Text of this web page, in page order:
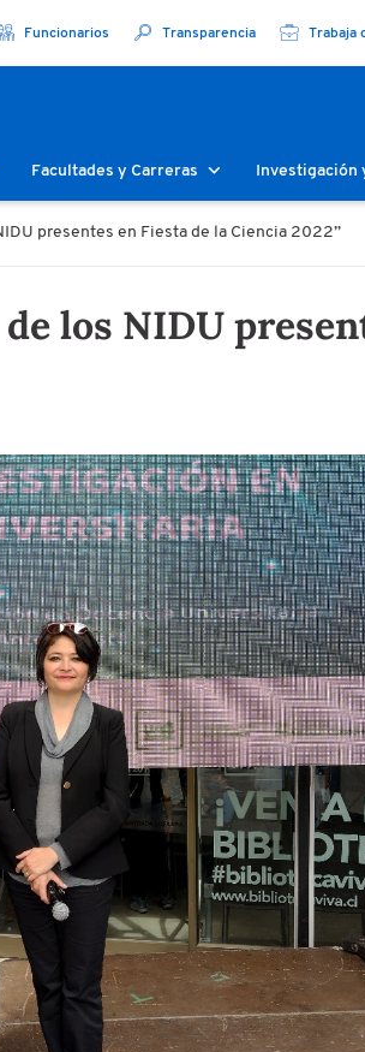
Funcionarios Transparencia Trabaja
Facultades y Carreras Investigación
presentes en Fiesta de la Ciencia 2022”
los NIDU